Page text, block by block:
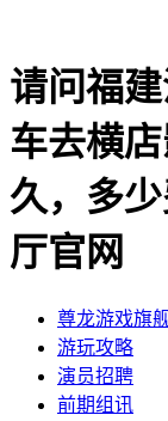
请问福
车去横
久，多
厅官网
尊龙游戏旗
​游玩攻略
​演员招聘
​前期组讯